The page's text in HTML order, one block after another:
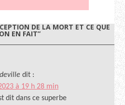
DE LA MORT ET CE QUE
EN FAIT”
dit :
à 19 h 28 min
dit dans ce superbe